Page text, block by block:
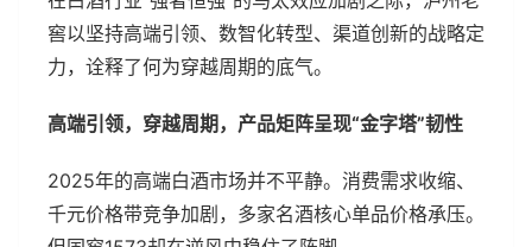
窖以坚持高端引领、数智化转型、渠道创新的战略定
力，诠释了何为穿越周期的底气。
高端引领，穿越周期，产品矩阵呈现“金字塔”韧性
2025年的高端白酒市场并不平静。消费需求收缩、
千元价格带竞争加剧，多家名酒核心单品价格承压。